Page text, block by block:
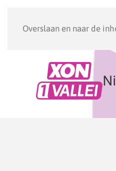
Overslaan en naar de